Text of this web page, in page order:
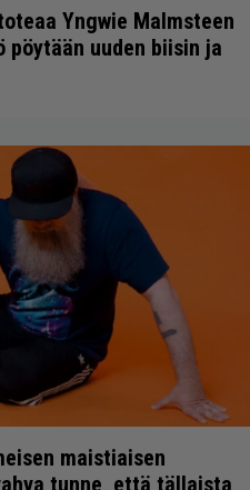
Yngwie Malmsteen
uuden biisin ja
maistiaisen
tunne, että tällaista